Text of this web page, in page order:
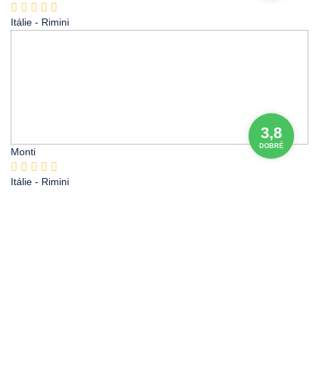
Itálie - Rimini
3,8
DOBRÉ
Monti
Itálie - Rimini